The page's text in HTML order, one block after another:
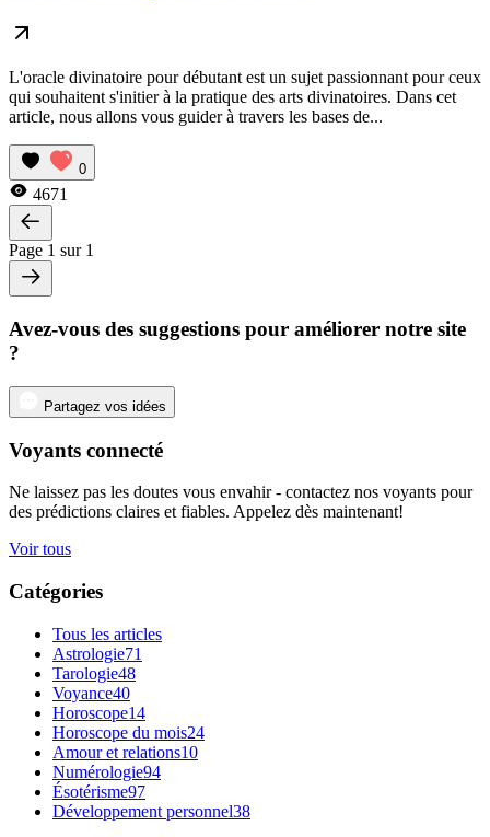
L'oracle divinatoire pour débutant est un sujet passionnant pour ceux
qui souhaitent s'initier à la pratique des arts divinatoires. Dans cet
article, nous allons vous guider à travers les bases de...
0
4671
Page 1 sur 1
Avez-vous des suggestions pour améliorer notre site
?
Partagez vos idées
Voyants connecté
Ne laissez pas les doutes vous envahir - contactez nos voyants pour
des prédictions claires et fiables. Appelez dès maintenant!
Voir tous
Catégories
Tous les articles
Astrologie71
Tarologie48
Voyance40
Horoscope14
Horoscope du mois24
Amour et relations10
Numérologie94
Ésotérisme97
Développement personnel38